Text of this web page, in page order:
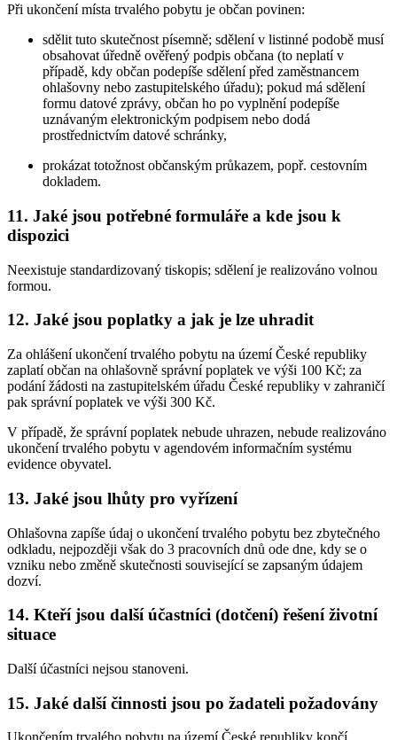
Při ukončení místa trvalého pobytu je občan povinen:
sdělit tuto skutečnost písemně; sdělení v listinné podobě musí
obsahovat úředně ověřený podpis občana (to neplatí v
případě, kdy občan podepíše sdělení před zaměstnancem
ohlašovny nebo zastupitelského úřadu); pokud má sdělení
formu datové zprávy, občan ho po vyplnění podepíše
uznávaným elektronickým podpisem nebo dodá
prostřednictvím datové schránky,
prokázat totožnost občanským průkazem, popř. cestovním
dokladem.
11. Jaké jsou potřebné formuláře a kde jsou k
dispozici
Neexistuje standardizovaný tiskopis; sdělení je realizováno volnou
formou.
12. Jaké jsou poplatky a jak je lze uhradit
Za ohlášení ukončení trvalého pobytu na území České republiky
zaplatí občan na ohlašovně správní poplatek ve výši 100 Kč; za
podání žádosti na zastupitelském úřadu České republiky v zahraničí
pak správní poplatek ve výši 300 Kč.
V případě, že správní poplatek nebude uhrazen, nebude realizováno
ukončení trvalého pobytu v agendovém informačním systému
evidence obyvatel.
13. Jaké jsou lhůty pro vyřízení
Ohlašovna zapíše údaj o ukončení trvalého pobytu bez zbytečného
odkladu, nejpozději však do 3 pracovních dnů ode dne, kdy se o
vzniku nebo změně skutečnosti související se zapsaným údajem
dozví.
14. Kteří jsou další účastníci (dotčení) řešení životní
situace
Další účastníci nejsou stanoveni.
15. Jaké další činnosti jsou po žadateli požadovány